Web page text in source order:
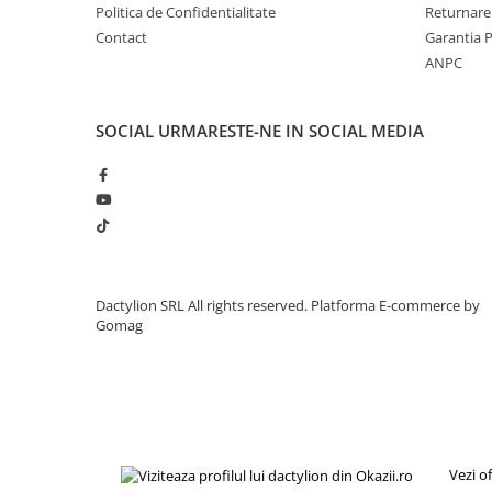
Finisajele atent realizate si cusaturile rezistente
chiar si dupa utilizari repetate. Materialul flexibil permite
Datorita dimensiunii sale generoase, steagul poate fi
Politica de Confidentialitate
Contact
Garantia
ANPC
SOCIAL URMARESTE-NE IN SOCIAL MEDIA
Dactylion SRL All rights reserved. Platforma E-commerce by
Gomag
Vezi